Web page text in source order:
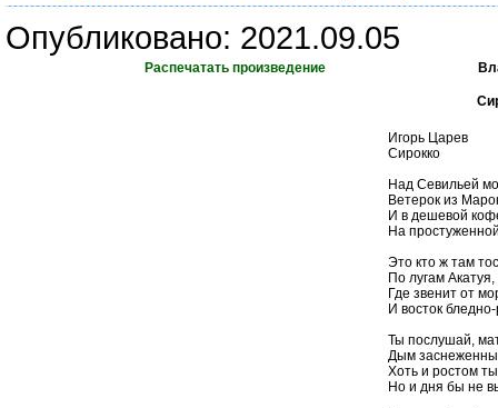
Опубликовано: 2021.09.05
Распечатать произведение
Игорь Царев
Сирокко
Над Севильей
Ветерок из
И в дешевой
На
Это кто ж там
По лугам
Где звенит от
И восток
Ты послушай,
Дым
Хоть и ростом
Но и дня бы не